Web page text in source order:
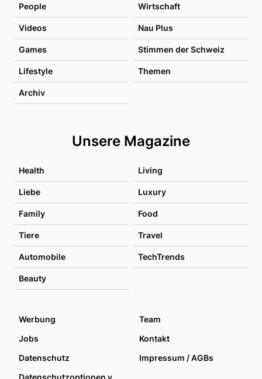
People Wirtschaft
Videos Nau Plus
Games Stimmen der Schweiz
Lifestyle Themen
Archiv
Unsere Magazine
Health Living
Liebe Luxury
Family Food
Tiere Travel
Automobile TechTrends
Beauty
Werbung
Team
Jobs
Kontakt
Datenschutz
Impressum / AGBs